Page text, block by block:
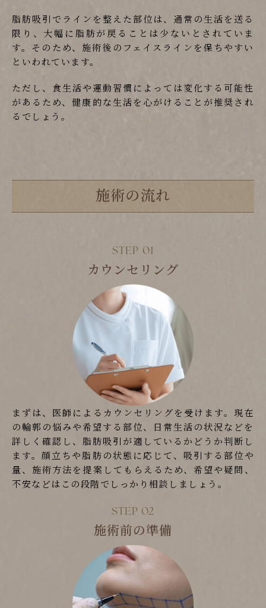
脂肪吸引でラインを整えた部位は、通常の生活を送る
限り、大幅に脂肪が戻ることは少ないとされていま
す。そのため、施術後のフェイスラインを保ちやすい
といわれています。
ただし、食生活や運動習慣によっては変化する可能性
があるため、健康的な生活を心がけることが推奨され
るでしょう。
施術の流れ
カウンセリング
まずは、医師によるカウンセリングを受けます。現在
の輪郭の悩みや希望する部位、日常生活の状況などを
詳しく確認し、脂肪吸引が適しているかどうか判断し
ます。顔立ちや脂肪の状態に応じて、吸引する部位や
量、施術方法を提案してもらえるため、希望や疑問、
不安などはこの段階でしっかり相談しましょう。
施術前の準備